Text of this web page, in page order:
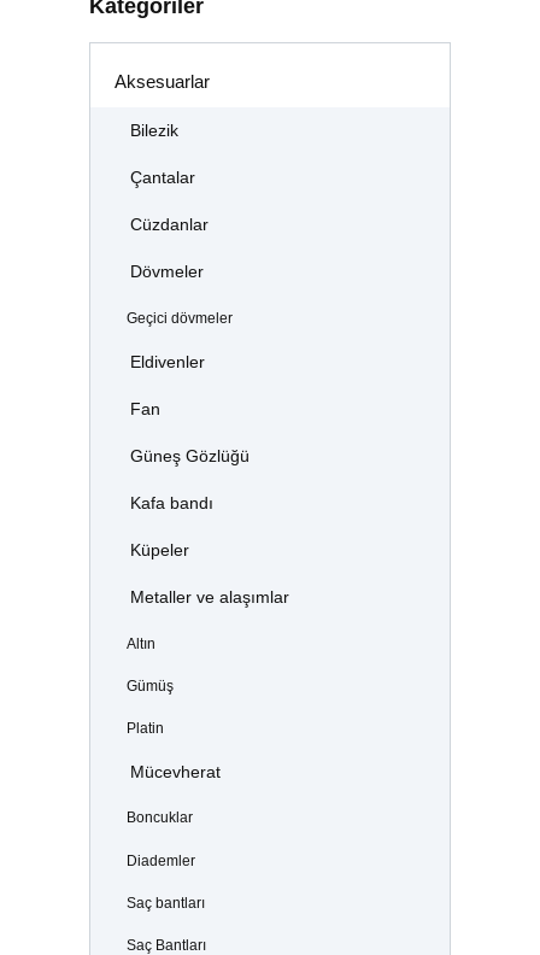
Kategoriler
Aksesuarlar
Bilezik
Çantalar
Cüzdanlar
Dövmeler
Geçici dövmeler
Eldivenler
Fan
Güneş Gözlüğü
Kafa bandı
Küpeler
Metaller ve alaşımlar
Altın
Gümüş
Platin
Mücevherat
Boncuklar
Diademler
Saç bantları
Saç Bantları